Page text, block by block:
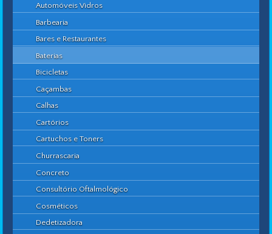
Automóveis Vidros
Barbearia
Bares e Restaurantes
Baterias
Bicicletas
Caçambas
Calhas
Cartórios
Cartuchos e Toners
Churrascaria
Concreto
Consultório Oftalmológico
Cosméticos
Dedetizadora